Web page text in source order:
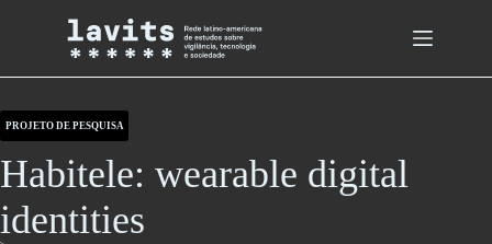
PROJETO DE PESQUISA
Habitele: wearable digital
identities